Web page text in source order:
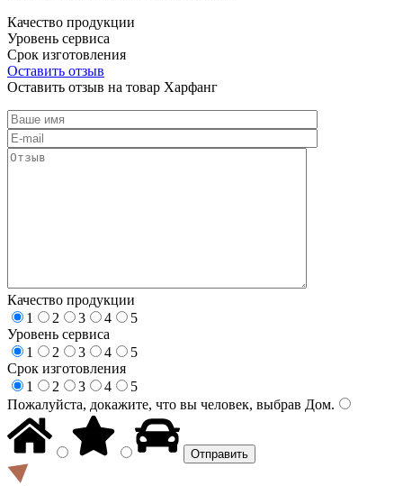
Качество продукции
Уровень сервиса
Срок изготовления
Оставить отзыв
Оставить отзыв на товар Харфанг
Качество продукции
1
2 3 4
5
Уровень сервиса
1
2 3 4
5
Срок изготовления
1
2 3 4
5
Пожалуйста, докажите, что вы человек, выбрав Дом.